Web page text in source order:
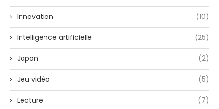
Innovation (10)
Intelligence artificielle (25)
Japon (2)
Jeu vidéo (5)
Lecture (7)